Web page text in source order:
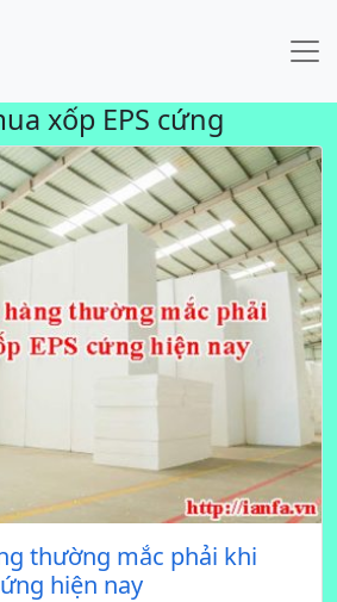
xốp EPS cứng
thường mắc phải khi
hiện nay